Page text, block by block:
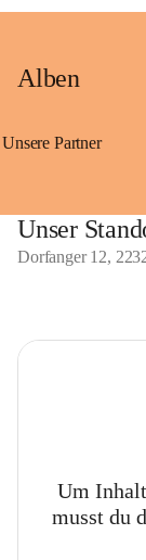
Alben
Unsere Partner
Unser
Dorfanger 12,
Um
musst du